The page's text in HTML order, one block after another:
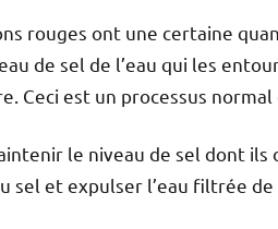
rouges ont une certaine
de sel de l’eau qui les
Ceci est un processus
le niveau de sel dont
sel et expulser l’eau filtrée